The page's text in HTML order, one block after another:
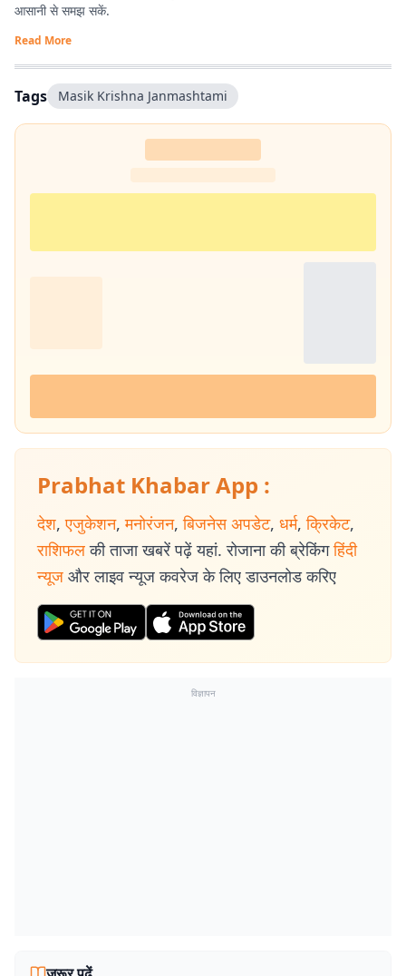
आसानी से समझ सकें.
Read More
Tags Masik Krishna Janmashtami
Prabhat Khabar App :
देश, एजुकेशन, मनोरंजन, बिजनेस अपडेट, धर्म, क्रिकेट,
राशिफल की ताजा खबरें पढ़ें यहां. रोजाना की ब्रेकिंग हिंदी
न्यूज और लाइव न्यूज कवरेज के लिए डाउनलोड करिए
विज्ञापन